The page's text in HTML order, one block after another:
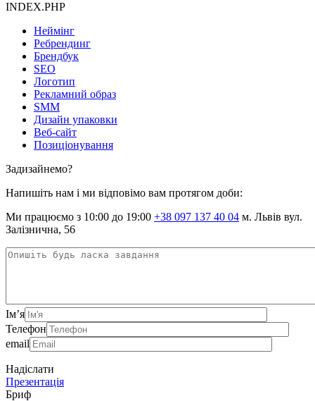
INDEX.PHP
Неймінг
Ребрендинг
Брендбук
SEO
Логотип
Рекламний образ
SMM
Дизайн упаковки
Веб-сайт
Позиціонування
Задизайнемо?
Напишіть нам і ми відповімо вам протягом доби:
Ми працюємо з 10:00 до 19:00 +38 097 137 40 04 м. Львів вул.
Залізнична, 56
Ім’я
Телефон
email
Надіслати
Презентація
Бриф